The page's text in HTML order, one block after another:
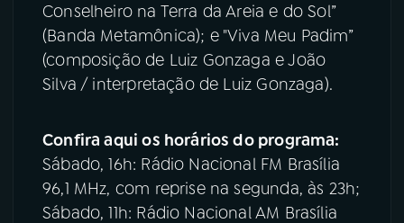
Conselheiro na Terra da Areia e do Sol”
(Banda Metamônica); e "Viva Meu Padim”
(composição de Luiz Gonzaga e João
Silva / interpretação de Luiz Gonzaga).
Confira aqui os horários do programa:
Sábado, 16h: Rádio Nacional FM Brasília
96,1 MHz, com reprise na segunda, às 23h;
Sábado, 11h: Rádio Nacional AM Brasília